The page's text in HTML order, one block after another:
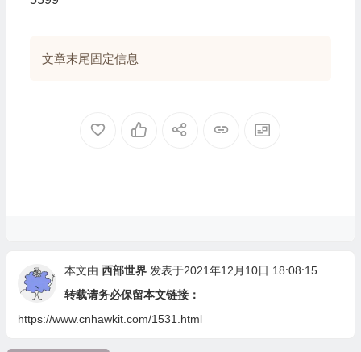
文章末尾固定信息
本文由 西部世界 发表于2021年12月10日 18:08:15
转载请务必保留本文链接：
https://www.cnhawkit.com/1531.html